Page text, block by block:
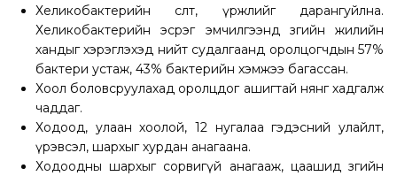
Хеликобактерийн өсөлт, үржлийг дарангуйлна.
Хеликобактерийн эсрэг эмчилгээнд зөгийн жилийн
хандыг хэрэглэхэд нийт судалгаанд оролцогчдын 57%
бактери устаж, 43% бактерийн хэмжээ багассан.
Хоол боловсруулахад оролцдог ашигтай нянг хадгалж
чаддаг.
Ходоод, улаан хоолой, 12 нугалаа гэдэсний улайлт,
үрэвсэл, шархыг хурдан анагаана.
Ходоодны шархыг сорвигүй анагааж, цаашид зөгийн